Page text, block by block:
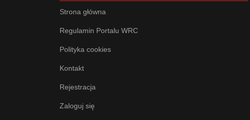
Strona główna
Regulamin Portalu WRC
Polityka cookies
Kontakt
Rejestracja
Zaloguj się